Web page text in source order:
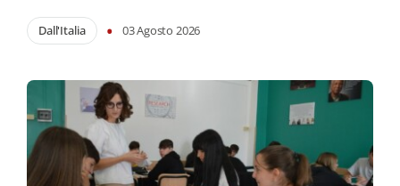
Dall'Italia • 03 Agosto 2026